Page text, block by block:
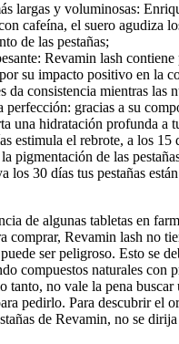
largas y voluminosas:
cafeína, el suero agudiza
de las pestañas;
Revamin lash
su impacto positivo en la
da consistencia mientras las
perfección: gracias a su
una hidratación profunda a
estimula el rebrote, a los 15
pigmentación de las
los 30 días tus pestañas
de algunas tabletas en
comprar, Revamin lash no
ser peligroso. Esto se
compuestos naturales con
tanto, no vale la pena buscar
pedirlo. Para descubrir el
de Revamin, no se